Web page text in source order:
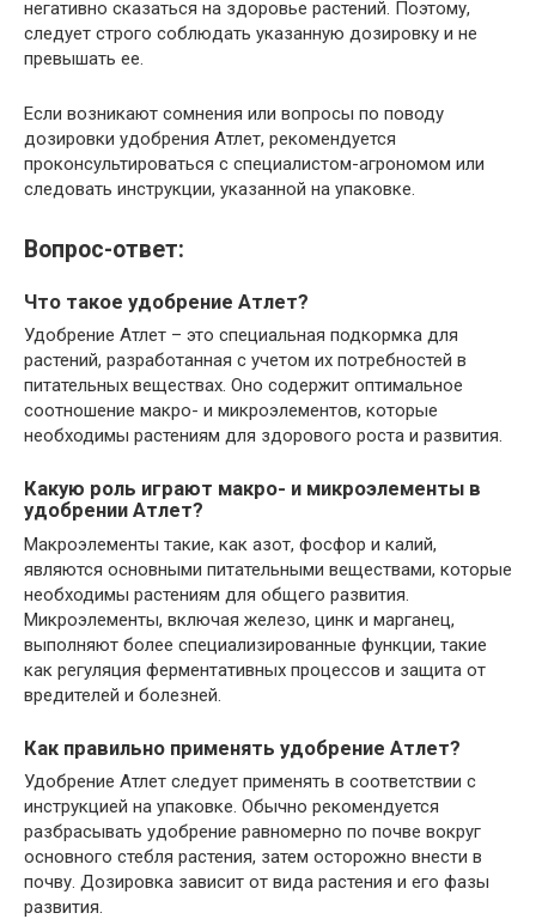
негативно сказаться на здоровье растений. Поэтому,
следует строго соблюдать указанную дозировку и не
превышать ее.
Если возникают сомнения или вопросы по поводу
дозировки удобрения Атлет, рекомендуется
проконсультироваться с специалистом-агрономом или
следовать инструкции, указанной на упаковке.
Вопрос-ответ:
Что такое удобрение Атлет?
Удобрение Атлет – это специальная подкормка для
растений, разработанная с учетом их потребностей в
питательных веществах. Оно содержит оптимальное
соотношение макро- и микроэлементов, которые
необходимы растениям для здорового роста и развития.
Какую роль играют макро- и микроэлементы в
удобрении Атлет?
Макроэлементы такие, как азот, фосфор и калий,
являются основными питательными веществами, которые
необходимы растениям для общего развития.
Микроэлементы, включая железо, цинк и марганец,
выполняют более специализированные функции, такие
как регуляция ферментативных процессов и защита от
вредителей и болезней.
Как правильно применять удобрение Атлет?
Удобрение Атлет следует применять в соответствии с
инструкцией на упаковке. Обычно рекомендуется
разбрасывать удобрение равномерно по почве вокруг
основного стебля растения, затем осторожно внести в
почву. Дозировка зависит от вида растения и его фазы
развития.